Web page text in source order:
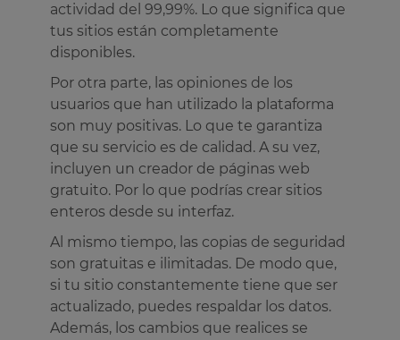
actividad del 99,99%. Lo que significa que
tus sitios están completamente
disponibles.
Por otra parte, las opiniones de los
usuarios que han utilizado la plataforma
son muy positivas. Lo que te garantiza
que su servicio es de calidad. A su vez,
incluyen un creador de páginas web
gratuito. Por lo que podrías crear sitios
enteros desde su interfaz.
Al mismo tiempo, las copias de seguridad
son gratuitas e ilimitadas. De modo que,
si tu sitio constantemente tiene que ser
actualizado, puedes respaldar los datos.
Además, los cambios que realices se